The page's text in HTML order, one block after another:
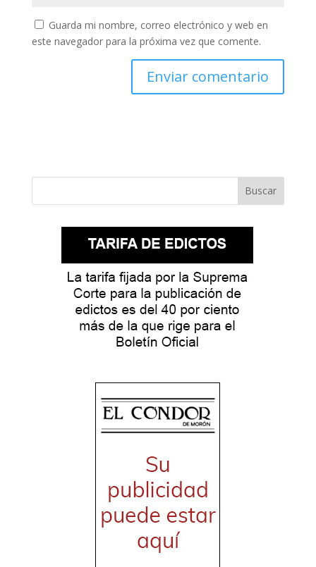
Guarda mi nombre, correo electrónico y web en
este navegador para la próxima vez que comente.
Buscar